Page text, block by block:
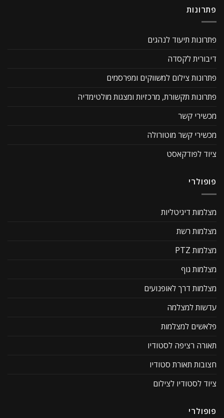
פתרונות
פתרונות תיעוד לנהגים
דיבורית לקסדה
פתרונות צילום למשווקים ומפרסמים
פתרונות תקשורת, מרכזיות ומצגות מולטימדיה
מכשירי קשר
מכשירי קשר מוטורולה
ציוד לפודקאסט
פופולרי
מצלמות דיגיטליות
מצלמות רשת
מצלמות PTZ
מצלמות גוף
מצלמות דרך לאופנועים
עדשות למצלמה
פלאשים למצלמות
תאורה רציפה לסטודיו
חצובות תאורת סטודיו
ציוד לסטודיו לצילום
פופולרי